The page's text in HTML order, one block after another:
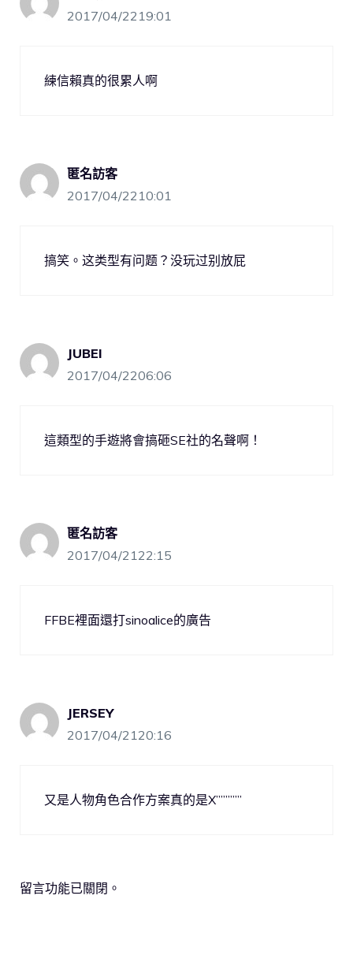
2017/04/2219:01
練信賴真的很累人啊
匿名訪客
2017/04/2210:01
搞笑。这类型有问题？没玩过别放屁
JUBEI
2017/04/2206:06
這類型的手遊將會搞砸SE社的名聲啊！
匿名訪客
2017/04/2122:15
FFBE裡面還打sinoalice的廣告
JERSEY
2017/04/2120:16
又是人物角色合作方案真的是X”””””’
留言功能已關閉。